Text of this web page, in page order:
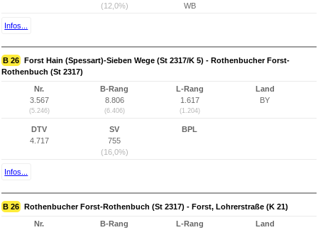
(12,0%)
WB
Infos...
B 26 Forst Hain (Spessart)-Sieben Wege (St 2317/K 5) - Rothenbucher Forst-
Rothenbuch (St 2317)
Nr.
3.567
(5.246)
B-Rang
8.806
(6.406)
L-Rang
1.617
(1.204)
Land
BY
DTV
4.717
SV
755
(16,0%)
BPL
Infos...
B 26 Rothenbucher Forst-Rothenbuch (St 2317) - Forst, Lohrerstraße (K 21)
Nr.
B-Rang
L-Rang
Land